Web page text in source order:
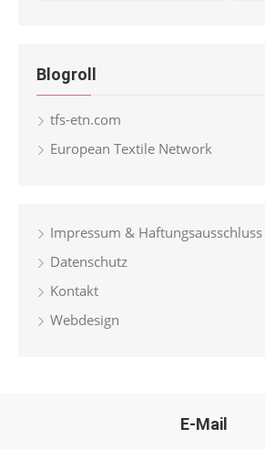
Blogroll
tfs-etn.com
European Textile Network
Impressum & Haftungsausschluss
Datenschutz
Kontakt
Webdesign
E-Mail